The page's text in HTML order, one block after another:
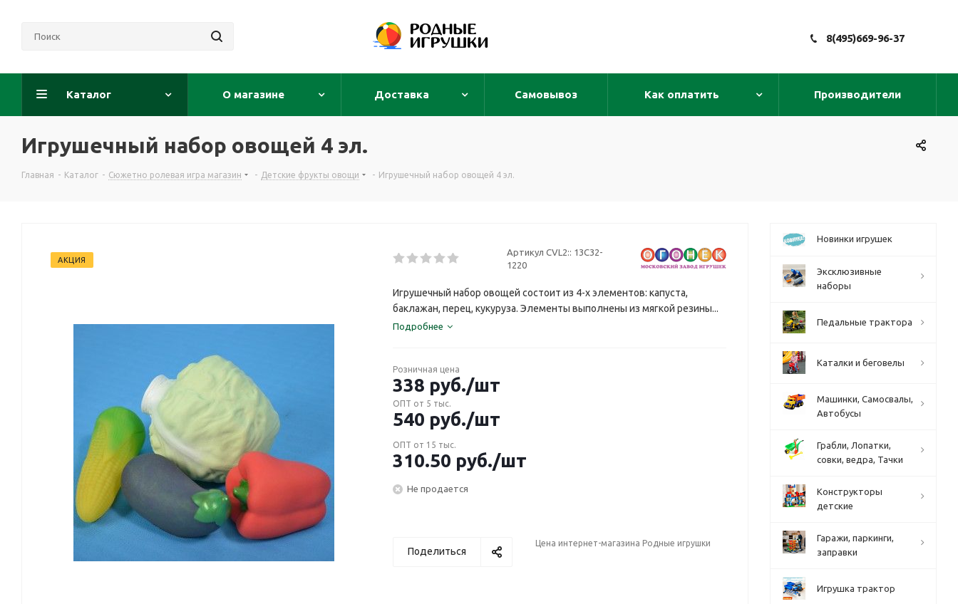
8(495)669-96-37
Каталог О магазине Доставка Самовывоз Как оплатить Производители
Игрушечный набор овощей 4 эл.
Главная - Каталог - Сюжетно ролевая игра магазин - Детские фрукты овощи - Игрушечный набор овощей 4 эл.
АКЦИЯ
Артикул CVL2:: 13С32-
1220
Игрушечный набор овощей состоит из 4-х элементов: капуста,
баклажан, перец, кукуруза. Элементы выполнены из мягкой резины...
Подробнее
Розничная цена
338 руб./шт
ОПТ от 5 тыс.
540 руб./шт
ОПТ от 15 тыс.
310.50 руб./шт
Не продается
Поделиться
Цена интернет-магазина Родные игрушки
Новинки игрушек
Эксклюзивные
наборы
Педальные трактора
Каталки и беговелы
Машинки, Самосвалы,
Автобусы
Грабли, Лопатки,
совки, ведра, Тачки
Конструкторы
детские
Гаражи, паркинги,
заправки
Игрушка трактор